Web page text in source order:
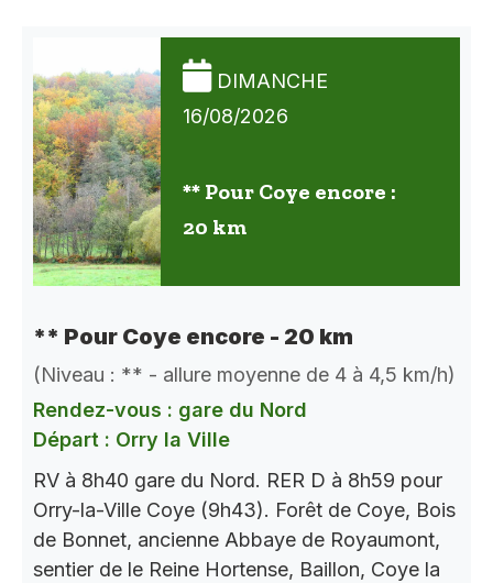
DIMANCHE
16/08/2026
** Pour Coye encore :
20 km
** Pour Coye encore - 20 km
(Niveau : ** - allure moyenne de 4 à 4,5 km/h)
Rendez-vous : gare du Nord
Départ : Orry la Ville
RV à 8h40 gare du Nord. RER D à 8h59 pour
Orry-la-Ville Coye (9h43). Forêt de Coye, Bois
de Bonnet, ancienne Abbaye de Royaumont,
sentier de le Reine Hortense, Baillon, Coye la